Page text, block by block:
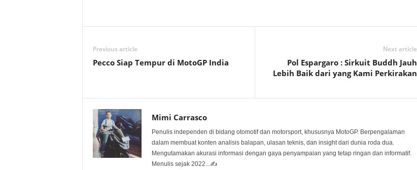
Previous article
Pecco Siap Tempur di MotoGP India
Next article
Pol Espargaro : Sirkuit Buddh Jauh
Lebih Baik dari yang Kami Perkirakan
Mimi Carrasco
Penulis independen di bidang otomotif dan motorsport, khususnya MotoGP. Berpengalaman
dalam membuat konten analisis balapan, ulasan teknis, dan insight dari dunia roda dua.
Mengutamakan akurasi informasi dengan gaya penyampaian yang tetap ringan dan informatif.
Menulis sejak 2022...✍️